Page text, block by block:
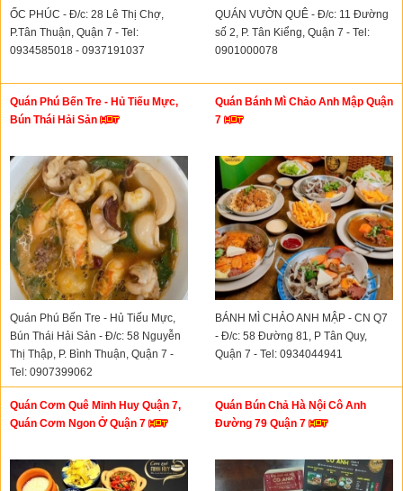
ỐC PHÚC - Đ/c: 28 Lê Thị Chợ,
P.Tân Thuận, Quận 7 - Tel:
0934585018 - 0937191037
QUÁN VƯỜN QUÊ - Đ/c: 11 Đường
số 2, P. Tân Kiểng, Quận 7 - Tel:
0901000078
Quán Phú Bến Tre - Hủ Tiếu Mực,
Bún Thái Hải Sản
Quán Phú Bến Tre - Hủ Tiếu Mực,
Bún Thái Hải Sản - Đ/c: 58 Nguyễn
Thị Thập, P. Bình Thuận, Quận 7 -
Tel: 0907399062
Quán Bánh Mì Chảo Anh Mập Quận
7
BÁNH MÌ CHẢO ANH MẬP - CN Q7
- Đ/c: 58 Đường 81, P Tân Quy,
Quận 7 - Tel: 0934044941
Quán Cơm Quê Minh Huy Quận 7,
Quán Cơm Ngon Ở Quận 7
Quán Bún Chả Hà Nội Cô Anh
Đường 79 Quận 7